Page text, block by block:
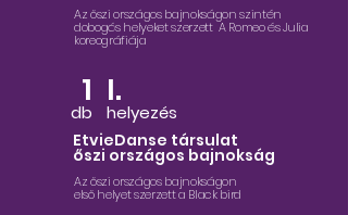
Az őszi országos bajnokságon szintén
dobogós helyeket szerzett A Romeo és Julia
koreográfiája
1
db
I.
helyezés
EtvieDanse társulat
őszi országos bajnokság
Az őszi országos bajnokságon
első helyet szerzett a Black bird